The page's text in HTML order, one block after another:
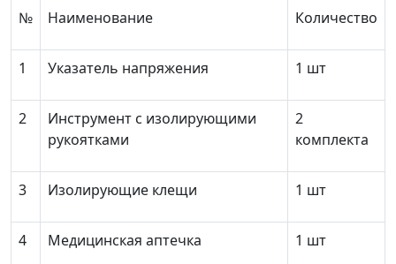
№ Наименование Количество
1 Указатель напряжения 1 шт
2
Инструмент с изолирующими
рукоятками
2
комплекта
3 Изолирующие клещи 1 шт
4 Медицинская аптечка 1 шт